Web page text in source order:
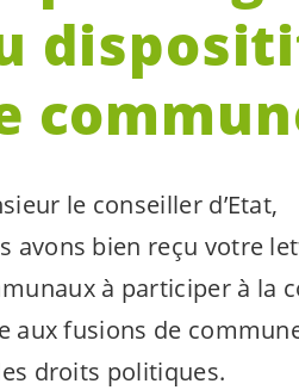
le conseiller d’Etat,
avons bien reçu votre
à participer à la
aux fusions de
droits politiques.